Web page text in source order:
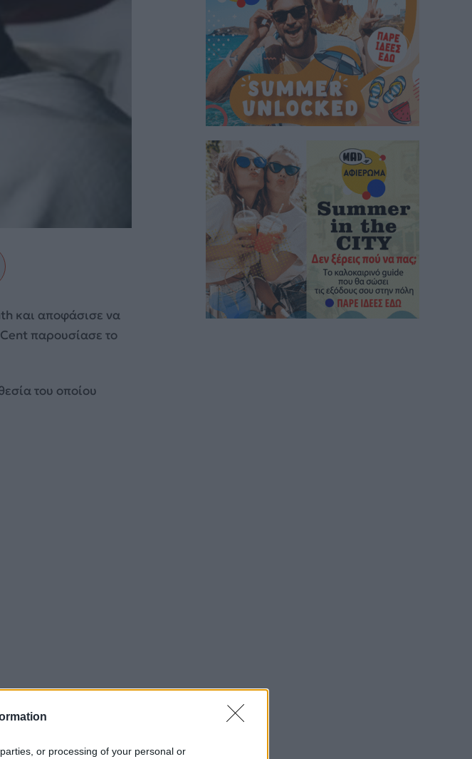
or processing of your personal or
και αποφάσισε να
παρουσίασε το
του οποίου